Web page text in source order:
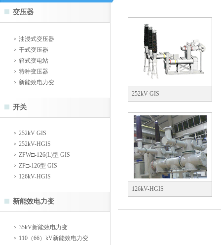
变压器
油浸式变压器
干式变压器
箱式变电站
特种变压器
新能效电力变
开关
252kV GIS
252kV-HGIS
ZFW□-126(L)型 GIS
ZF□-126型 GIS
126kV-HGIS
新能效电力变
35kV新能效电力变
110（66）kV新能效电力变
252kV GIS
126kV-HGIS